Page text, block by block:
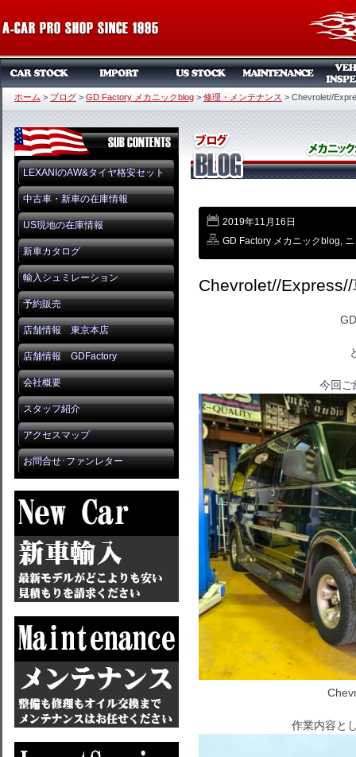
ホーム > ブログ > GD Factory メカニックblog > 修理・メンテナンス > Chevrolet//
LEXANIのAW&タイヤ格安セット
中古車・新車の在庫情報
US現地の在庫情報
新車カタログ
輸入シュミレーション
予約販売
店舗情報 東京本店
店舗情報 GDFactory
会社概要
スタッフ紹介
アクセスマップ
お問合せ･ファンレター
2019年11月16日
GD Factory メカニックblog,
Chevrolet//
今回ご
作業内容と